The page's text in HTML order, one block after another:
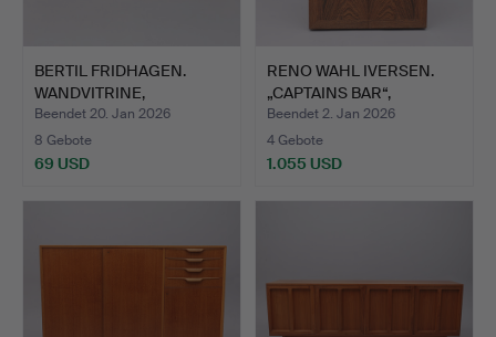
BERTIL FRIDHAGEN.
WANDVITRINE,
NUSSBAUM, 1…
Beendet 20. Jan 2026
8 Gebote
69 USD
RENO WAHL IVERSEN.
„CAPTAINS BAR“,
DYRLUND…
Beendet 2. Jan 2026
4 Gebote
1.055 USD